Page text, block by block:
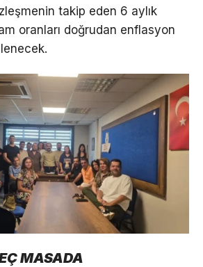
takip eden 6 aylık
oranları doğrudan enflasyon
MASADA